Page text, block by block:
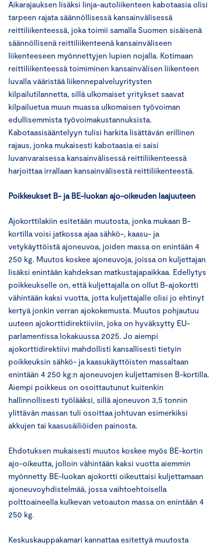
Aikarajauksen lisäksi linja-autoliikenteen kabotaasia olisi
tarpeen rajata säännöllisessä kansainvälisessä
reittiliikenteessä, joka toimii samalla Suomen sisäisenä
säännöllisenä reittiliikenteenä kansainväliseen
liikenteeseen myönnettyjen lupien nojalla. Kotimaan
reittiliikenteessä toimiminen kansainvälisen liikenteen
luvalla vääristää liikennepalveluyritysten
kilpailutilannetta, sillä ulkomaiset yritykset saavat
kilpailuetua muun muassa ulkomaisen työvoiman
edullisemmista työvoimakustannuksista.
Kabotaasisääntelyyn tulisi harkita lisättävän erillinen
rajaus, jonka mukaisesti kabotaasia ei saisi
luvanvaraisessa kansainvälisessä reittiliikenteessä
harjoittaa irrallaan kansainvälisestä reittiliikenteestä.
Poikkeukset B- ja BE-luokan ajo-oikeuden laajuuteen
Ajokorttilakiin esitetään muutosta, jonka mukaan B-
kortilla voisi jatkossa ajaa sähkö-, kaasu- ja
vetykäyttöistä ajoneuvoa, joiden massa on enintään 4
250 kg. Muutos koskee ajoneuvoja, joissa on kuljettajan
lisäksi enintään kahdeksan matkustajapaikkaa. Edellytys
poikkeukselle on, että kuljettajalla on ollut B-ajokortti
vähintään kaksi vuotta, jotta kuljettajalle olisi jo ehtinyt
kertyä jonkin verran ajokokemusta. Muutos pohjautuu
uuteen ajokorttidirektiiviin, joka on hyväksytty EU-
parlamentissa lokakuussa 2025. Jo aiempi
ajokorttidirektiivi mahdollisti kansallisesti tietyin
poikkeuksin sähkö- ja kaasukäyttöisten massaltaan
enintään 4 250 kg:n ajoneuvojen kuljettamisen B-kortilla.
Aiempi poikkeus on osoittautunut kuitenkin
hallinnollisesti työlääksi, sillä ajoneuvon 3,5 tonnin
ylittävän massan tuli osoittaa johtuvan esimerkiksi
akkujen tai kaasusäiliöiden painosta.
Ehdotuksen mukaisesti muutos koskee myös BE-kortin
ajo-oikeutta, jolloin vähintään kaksi vuotta aiemmin
myönnetty BE-luokan ajokortti oikeuttaisi kuljettamaan
ajoneuvoyhdistelmää, jossa vaihtoehtoisella
polttoaineella kulkevan vetoauton massa on enintään 4
250 kg.
Keskuskauppakamari kannattaa esitettyä muutosta